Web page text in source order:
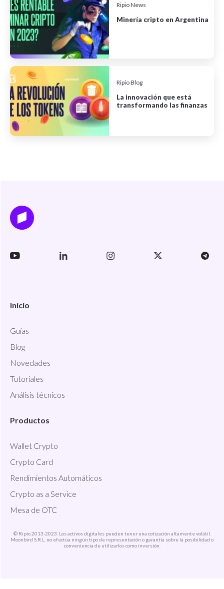
Ripio News
Minería cripto en Argentina
Ripio Blog
La innovación que está
transformando las finanzas
Início
Guías
Blog
Novedades
Tutoriales
Análisis técnicos
Productos
Wallet Crypto
Crypto Card
Rendimientos Automáticos
Crypto as a Service
Mesa de OTC
© Ripio 2013-2023. Los activos digitales pueden tener una cotización altamente volátil.
Moonbird S.R.L. no efectúa ningún tipo de representación o garantía sobre la posibilidad o
conveniencia de utilizarlos como inversión.